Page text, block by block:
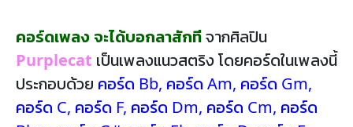
คอร์ดเพลง จะได้บอกลาสักทีจากศิลปิน
Purplecat เป็นเพลงแนวสตริง โดยคอร์ดในเพลงนี้
ประกอบด้วย คอร์ด Bb, คอร์ด Am, คอร์ด Gm,
คอร์ด C, คอร์ด F, คอร์ด Dm, คอร์ด Cm, คอร์ด